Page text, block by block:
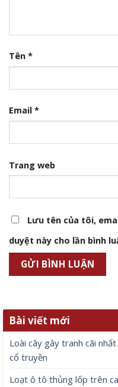
Tên *
Email *
Trang web
Lưu tên của tôi,
duyệt này cho lần bình
Bài viết mới
Loài cây gây tranh cãi
cổ truyền
Loạt ô tô thủng lốp trên